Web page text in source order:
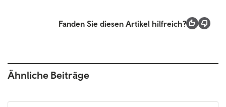
Fanden Sie diesen Artikel hilfreich?
Ähnliche Beiträge